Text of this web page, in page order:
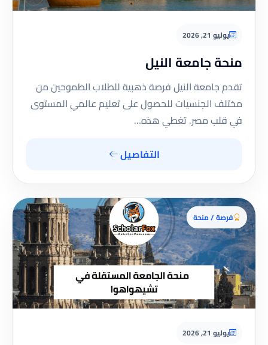
يوليو 21, 2026
منحة جامعة النيل
تقدم جامعة النيل فرصة ذهبية للطلاب الطموحين من
مختلف الجنسيات للحصول على تعليم عالمي المستوى
في قلب مصر. تغطي هذه…
التفاصيل
فرصة / منحة
يوليو 21, 2026